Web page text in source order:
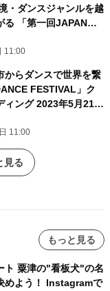
・ダンスジャンルを越
る 「第一回JAPAN
」2023年7月22日
11:00
からダンスで世界を繋
FESTIVAL」ク
ィング 2023年5月21日
11:00
見る
もっと見る
ト 粟津の"看板犬"の名
めよう！ Instagramで